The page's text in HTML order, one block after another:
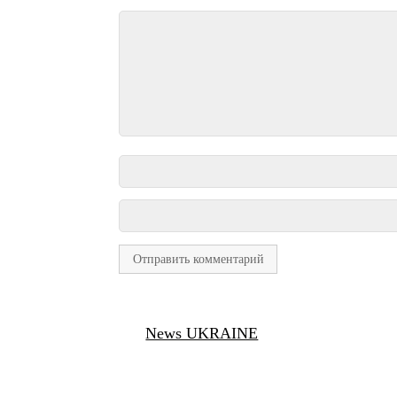
News UKRAINE